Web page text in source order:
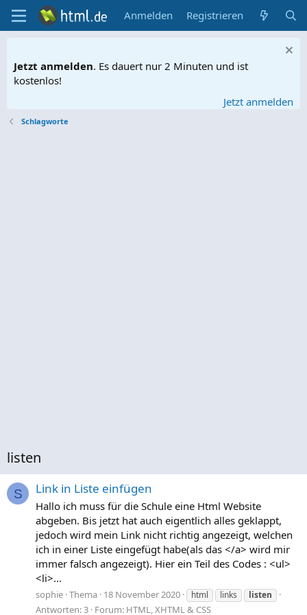
Anmelden Registrieren
Jetzt anmelden. Es dauert nur 2 Minuten und ist
kostenlos!
Jetzt anmelden
Schlagworte
listen
S Link in Liste einfügen
Hallo ich muss für die Schule eine Html Website
abgeben. Bis jetzt hat auch eigentlich alles geklappt,
jedoch wird mein Link nicht richtig angezeigt, welchen
ich in einer Liste eingefügt habe(als das </a> wird mir
immer falsch angezeigt). Hier ein Teil des Codes : <ul>
<li>...
sophie Thema 18 November 2020 html links listen
Antworten: 3 Forum: HTML, XHTML & CSS